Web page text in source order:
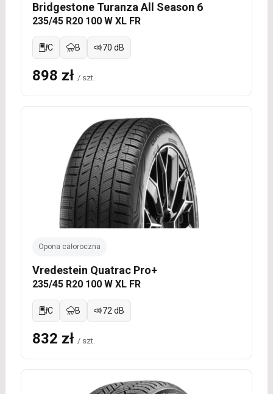
Bridgestone Turanza All Season 6
235/45 R20 100 W XL FR
C B 70 dB
898 zł / szt.
Opona całoroczna
Vredestein Quatrac Pro+
235/45 R20 100 W XL FR
C B 72 dB
832 zł / szt.